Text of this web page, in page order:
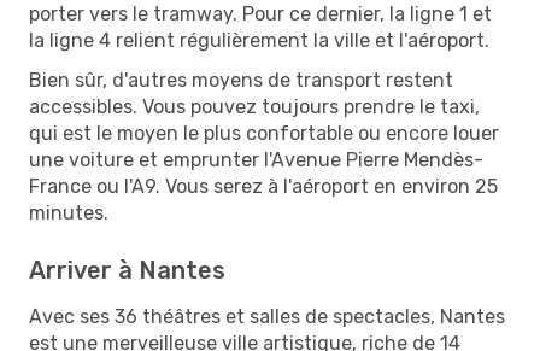
porter vers le tramway. Pour ce dernier, la ligne 1 et
la ligne 4 relient régulièrement la ville et l'aéroport.
Bien sûr, d'autres moyens de transport restent
accessibles. Vous pouvez toujours prendre le taxi,
qui est le moyen le plus confortable ou encore louer
une voiture et emprunter l'Avenue Pierre Mendès-
France ou l'A9. Vous serez à l'aéroport en environ 25
minutes.
Arriver à Nantes
Avec ses 36 théâtres et salles de spectacles, Nantes
est une merveilleuse ville artistique, riche de 14